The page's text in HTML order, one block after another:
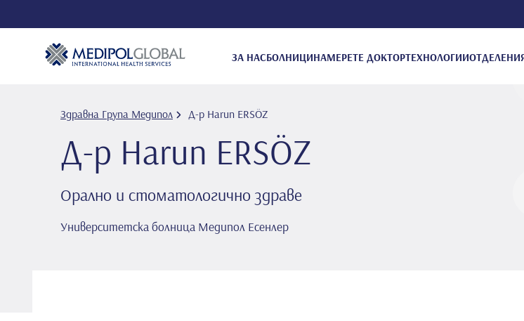
ЗА НАСБОЛНИЦИНАМЕРЕТЕ ДОКТОРТЕХНОЛОГИИ
Здравна Група Медипол Д-р Harun ERSÖZ
Д-р Harun ERSÖZ
Орално и стоматологично здраве
Университетска болница Медипол Есенлер